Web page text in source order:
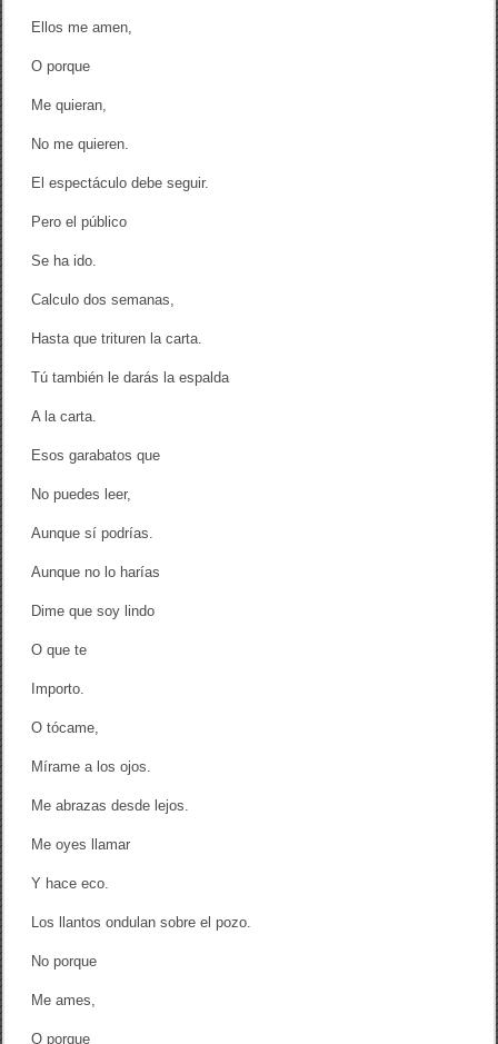
Ellos me amen,
O porque
Me quieran,
No me quieren.
El espectáculo debe seguir.
Pero el público
Se ha ido.
Calculo dos semanas,
Hasta que trituren la carta.
Tú también le darás la espalda
A la carta.
Esos garabatos que
No puedes leer,
Aunque sí podrías.
Aunque no lo harías
Dime que soy lindo
O que te
Importo.
O tócame,
Mírame a los ojos.
Me abrazas desde lejos.
Me oyes llamar
Y hace eco.
Los llantos ondulan sobre el pozo.
No porque
Me ames,
O porque